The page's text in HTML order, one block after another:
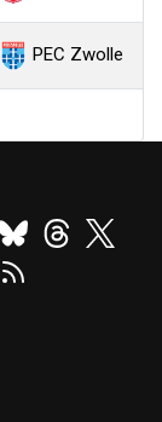
PEC Zwolle